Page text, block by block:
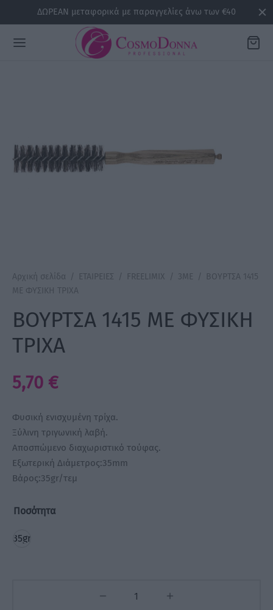
ΔΩΡΕΑΝ μεταφορικά με παραγγελίες άνω των €40
Αρχική σελίδα / ΕΤΑΙΡΕΙΕΣ / FREELIMIX / 3ME /
ΒΟΥΡΤΣΑ 1415
ΜΕ ΦΥΣΙΚΗ ΤΡΙΧΑ
ΒΟΥΡΤΣΑ 1415 ΜΕ ΦΥΣΙΚΗ
ΤΡΙΧΑ
5,70 €
Φυσική ενισχυμένη τρίχα.
Ξύλινη τριγωνική λαβή.
Αποσπώμενο διαχωριστικό τούφας.
Εξωτερική Διάμετρος:35mm
Βάρος:35gr/τεμ
Ποσότητα
35gr
Pido